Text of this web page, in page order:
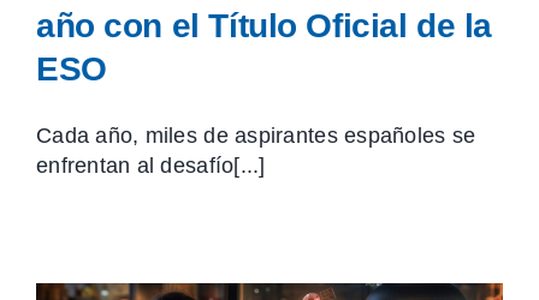
año con el Título Oficial de la
ESO
Cada año, miles de aspirantes españoles se
enfrentan al desafío[...]